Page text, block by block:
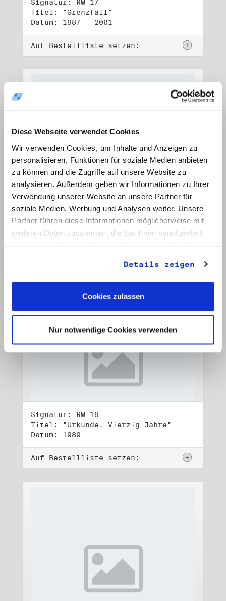
Diese Webseite verwendet Cookies
Wir verwenden Cookies, um Inhalte und Anzeigen zu
personalisieren, Funktionen für soziale Medien anbieten
zu können und die Zugriffe auf unsere Website zu
analysieren. Außerdem geben wir Informationen zu Ihrer
Verwendung unserer Website an unsere Partner für
soziale Medien, Werbung und Analysen weiter. Unsere
Partner führen diese Informationen möglicherweise mit
weiteren Daten zusammen, die Sie ihnen bereitgestellt
Details zeigen
Cookies zulassen
Nur notwendige Cookies verwenden
Signatur: RW 17
Titel: "Grenzfall"
Datum: 1987 - 2001
Auf Bestellliste setzen:
Signatur: RW 18
Titel: "Ostkreuz"
Datum: 1989
Signatur: RW 19
Titel: "Urkunde. Vierzig Jahre"
Datum: 1989
Auf Bestellliste setzen: